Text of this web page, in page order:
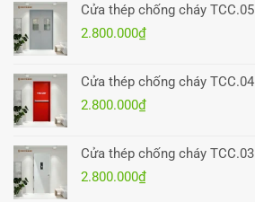
Cửa thép chống cháy TCC.05
2.800.000₫
Cửa thép chống cháy TCC.04
2.800.000₫
Cửa thép chống cháy TCC.03
2.800.000₫